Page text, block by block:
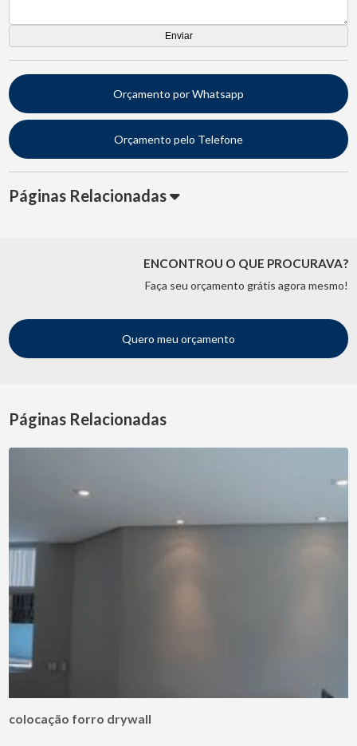
Orçamento por Whatsapp
Orçamento pelo Telefone
Páginas Relacionadas
ENCONTROU O QUE PROCURAVA?
Faça seu orçamento grátis agora mesmo!
Quero meu orçamento
Páginas Relacionadas
colocação forro drywall